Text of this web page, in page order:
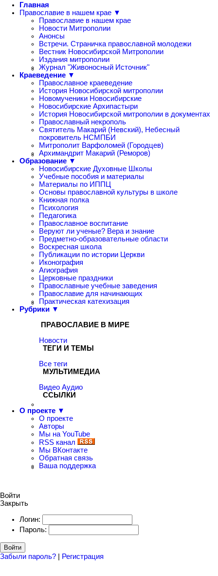
Главная
Православие в нашем крае ▼
Православие в нашем крае
Новости Митрополии
Анонсы
Встречи. Страничка православной молодежи
Вестник Новосибирской Митрополии
Издания митрополии
Журнал "Живоносный Источник"
Краеведение ▼
Православное краеведение
История Новосибирской митрополии
Новомученики Новосибирские
Новосибирские Архипастыри
История Новосибирской митрополии в документах
Православный некрополь
Святитель Макарий (Невский), Небесный
покровитель НСМПБИ
Митрополит Варфоломей (Городцев)
Архимандрит Макарий (Реморов)
Образование ▼
Новосибирские Духовные Школы
Учебные пособия и материалы
Материалы по ИППЦ
Основы православной культуры в школе
Книжная полка
Психология
Педагогика
Православное воспитание
Веруют ли ученые? Вера и знание
Предметно-образовательные области
Воскресная школа
Публикации по истории Церкви
Иконография
Агиография
Церковные праздники
Православные учебные заведения
Православие для начинающих
Практическая катехизация
Рубрики ▼
ПРАВОСЛАВИЕ В МИРЕ
Новости
ТЕГИ И ТЕМЫ
Все теги
МУЛЬТИМЕДИА
Видео Аудио
ССЫЛКИ
О проекте ▼
О проекте
Авторы
Мы на YouTube
RSS канал
Мы ВКонтакте
Обратная связь
Ваша поддержка
Войти
Закрыть
Логин:
Пароль:
Войти
Забыли пароль? | Регистрация